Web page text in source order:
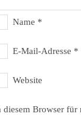
Name *
E-Mail-Adresse *
Website
Browser